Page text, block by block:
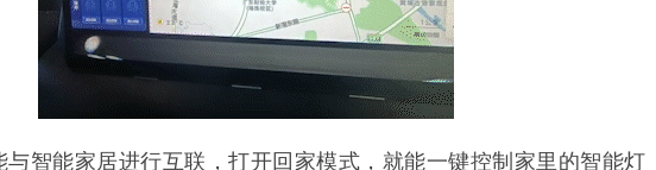
与智能家居进行互联，打开回家模式，就能一键控制家里的智能灯